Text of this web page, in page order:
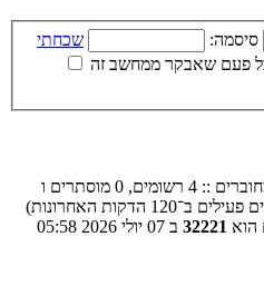
סיסמה:
שכחתי
פעם שאבקר ממחשב זה
משתמשים מחוברים :: 4 רשומים, 0 מוסתרים ו
הוא 32221 ב 07 יולי 2026 05:58